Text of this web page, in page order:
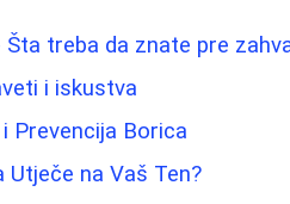
treba da znate pre
i iskustva
Prevencija Borica
Utječe na Vaš Ten?